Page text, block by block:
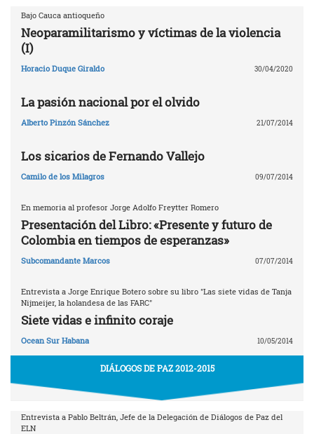
Bajo Cauca antioqueño
Neoparamilitarismo y víctimas de la violencia
(I)
Horacio Duque Giraldo 30/04/2020
La pasión nacional por el olvido
Alberto Pinzón Sánchez 21/07/2014
Los sicarios de Fernando Vallejo
Camilo de los Milagros 09/07/2014
En memoria al profesor Jorge Adolfo Freytter Romero
Presentación del Libro: «Presente y futuro de
Colombia en tiempos de esperanzas»
Subcomandante Marcos 07/07/2014
Entrevista a Jorge Enrique Botero sobre su libro "Las siete vidas de Tanja
Nijmeijer, la holandesa de las FARC"
Siete vidas e infinito coraje
Ocean Sur Habana 10/05/2014
DIÁLOGOS DE PAZ 2012-2015
Entrevista a Pablo Beltrán, Jefe de la Delegación de Diálogos de Paz del
ELN